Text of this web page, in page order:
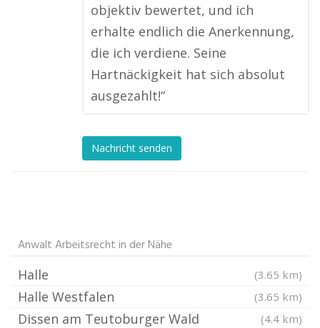
objektiv bewertet, und ich
erhalte endlich die Anerkennung,
die ich verdiene. Seine
Hartnäckigkeit hat sich absolut
ausgezahlt!“
Nachricht senden
Anwalt Arbeitsrecht in der Nähe
Halle (3.65 km)
Halle Westfalen (3.65 km)
Dissen am Teutoburger Wald (4.4 km)